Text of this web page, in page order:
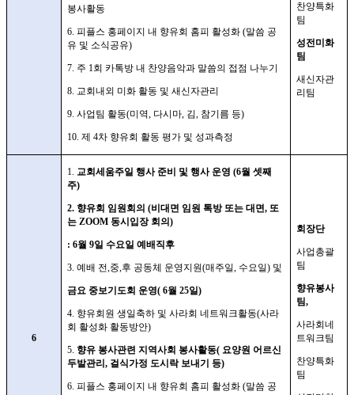
봉사활동
6. 피플스 홍페이지 내 향유회 홈피 활성화 (말씀 공
유 및 소식공유)
7. 주 1회 카톡방 내 찬양음악과 말씀의 접점 나누기
8. 교회내외 미화 활동 및 새신자관리
9. 사업팀 활동(미역, 다시마, 김, 참기름 등)
10. 제 4차 향유회 활동 평가 및 성과측정
찬양특화
팀
성전미화
팀
새신자관
리팀
6
1. 교회세움주일 행사 준비 및 행사 운영 (6월 셋째
주)
2. 향유회 임원회의 (비대면 임원 톡방 또는 대면, 또
는 ZOOM 동시입장 회의 )
: 6월 9일 수요일 예배직후
3. 예배 전,중,후 공동체 운영지원(매주일, 수요일) 및
금요 중보기도회 운영( 6월 25일)
4. 향유회원 생일축하 및 사라회 네트워크활동(사라
회 활성화 활동방안)
5. 향유 봉사관련 지역사회 봉사활동( 요양원 어르신
두발관리 , 걸식가정 도시락 보내기 등)
6. 피플스 홍페이지 내 향유회 홈피 활성화 (말씀 공
회장단
사업총괄
팀
향유봉사
팀,
사라회네
트워크팀
찬양특화
팀